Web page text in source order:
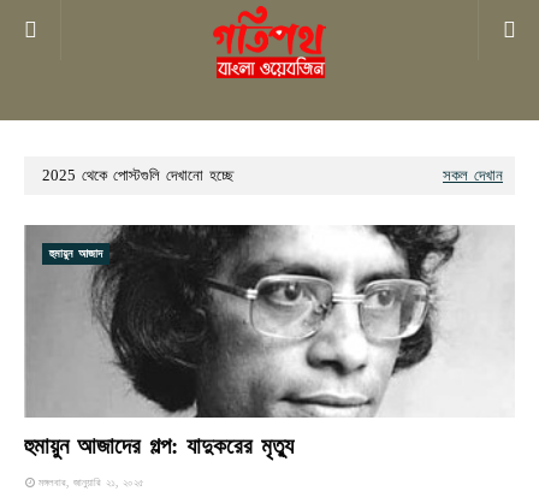
2025 থেকে পোস্টগুলি দেখানো হচ্ছে সকল দেখান
হুমায়ুন আজাদ
হুমায়ুন আজাদের গল্প: যাদুকরের মৃত্যু
মঙ্গলবার, জানুয়ারি ২১, ২০২৫